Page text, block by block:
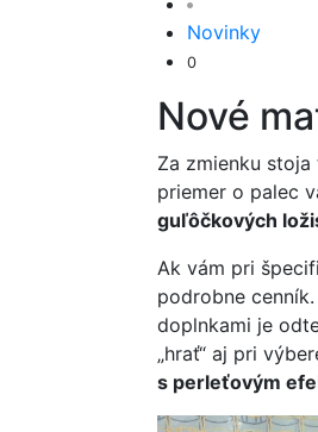
Novinky
0
Nové
Za zmienku
priemer o palec
guľôčkových
Ak vám pri
podrobne
doplnkami je
„hrať“ aj pri
s perleťovým